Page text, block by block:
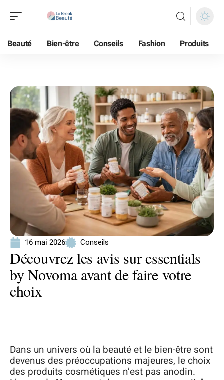
Beauté Bien-être Conseils Fashion Produits
16 mai 2026 Conseils
Découvrez les avis sur essentials
by Novoma avant de faire votre
choix
Dans un univers où la beauté et le bien-être sont
devenus des préoccupations majeures, le choix
des produits cosmétiques n’est pas anodin.